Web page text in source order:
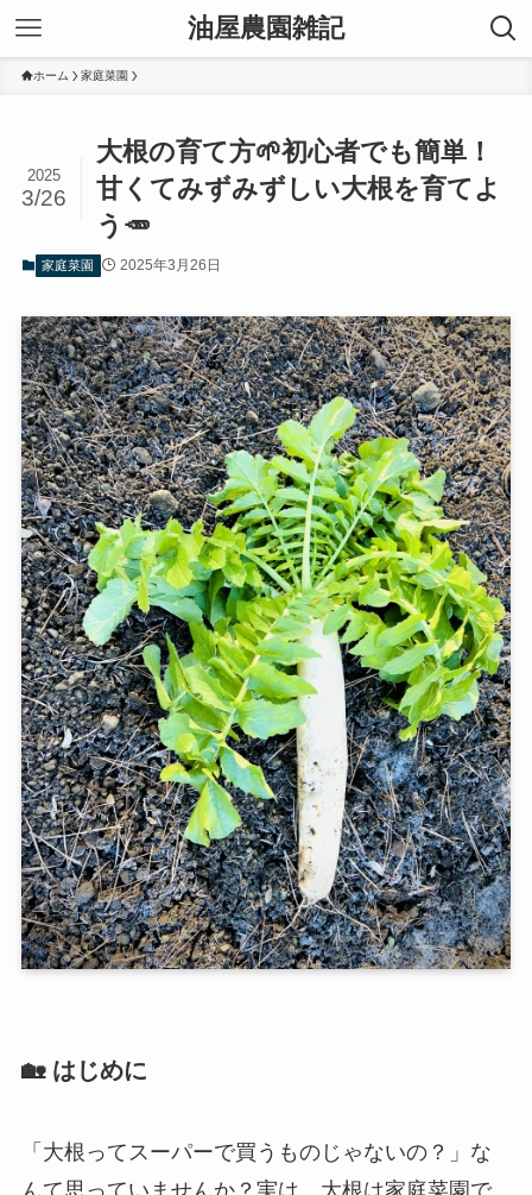
油屋農園雑記
ホーム 家庭菜園
大根の育て方🌱初心者でも簡単！
甘くてみずみずしい大根を育てよ
う🥕
2025
3/26
家庭菜園 2025年3月26日
🏡 はじめに
「大根ってスーパーで買うものじゃないの？」な